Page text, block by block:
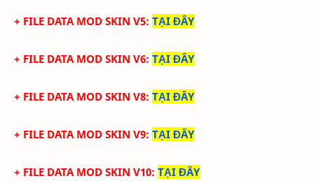
+ FILE DATA MOD SKIN V5: TẠI ĐÂY
+ FILE DATA MOD SKIN V6: TẠI ĐÂY
+ FILE DATA MOD SKIN V8: TẠI ĐÂY
+ FILE DATA MOD SKIN V9: TẠI ĐÂY
+ FILE DATA MOD SKIN V10: TẠI ĐÂY